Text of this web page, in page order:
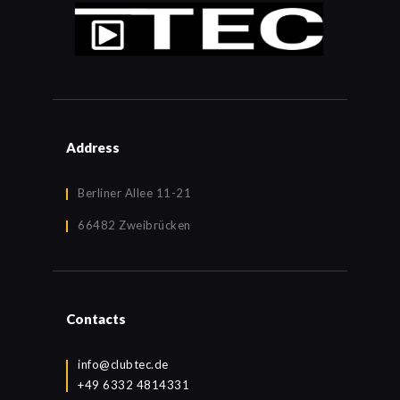
Address
Berliner Allee 11-21
66482 Zweibrücken
Contacts
info@clubtec.de
+49 6332 4814331